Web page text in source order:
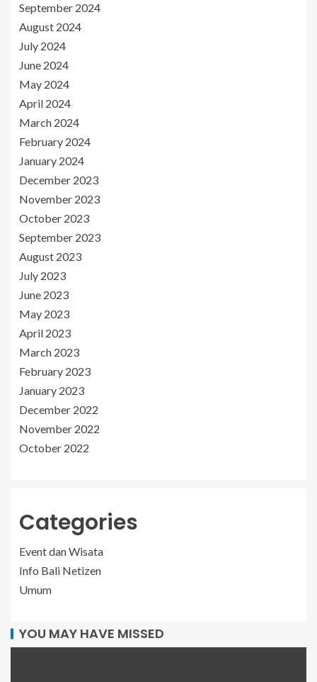
September 2024
August 2024
July 2024
June 2024
May 2024
April 2024
March 2024
February 2024
January 2024
December 2023
November 2023
October 2023
September 2023
August 2023
July 2023
June 2023
May 2023
April 2023
March 2023
February 2023
January 2023
December 2022
November 2022
October 2022
Categories
Event dan Wisata
Info Bali Netizen
Umum
YOU MAY HAVE MISSED